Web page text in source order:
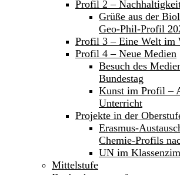
Profil 2 –
Grüße aus der
Geo-Phil-Profil
Profil 3 – Eine Welt im
Profil 4 – Neue Medien
Besuch des
Bundestag
Kunst im Profil –
Unterricht
Projekte in der
Erasmus-
Chemie-Profils
UN im
Mittelstufe